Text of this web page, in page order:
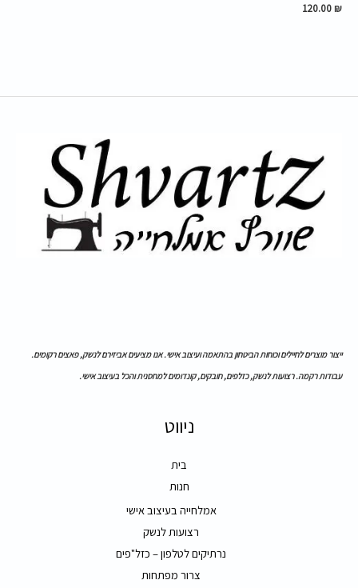
120.00 ₪
ייצור מוצרים לחיילים וכוחות הביטחון בהתאמה ועיצוב אישי. אנו מציעים אביזירם לנשק, פאצים רקומים.
עבודות רקמה. רצועות לנשק, כזלפים, חובקים, קונדומים למחסנית והכל בעיצוב אישי.
ניווט
בית
חנות
אמלחייה בעיצוב אישי
רצועות לנשק
נרתיקים לטלפון – כזל"פים
צרור מפתחות